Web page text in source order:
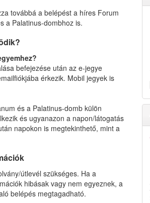
továbbá a belépést a híres Forum
a Palatinus-dombhoz is.
befejezése után az e-jegye
érkezik. Mobil jegyek is
és a Palatinus-domb külön
és ugyanazon a napon/látogatás
napokon is megtekinthető, mint a
útlevél szükséges. Ha a
hibásak vagy nem egyeznek, a
belépés megtagadható.